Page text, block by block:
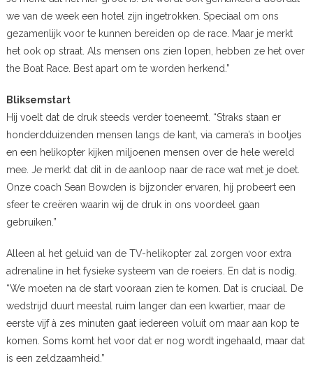
we van de week een hotel zijn ingetrokken. Speciaal om ons
gezamenlijk voor te kunnen bereiden op de race. Maar je merkt
het ook op straat. Als mensen ons zien lopen, hebben ze het over
the Boat Race. Best apart om te worden herkend.”
Bliksemstart
Hij voelt dat de druk steeds verder toeneemt. “Straks staan er
honderdduizenden mensen langs de kant, via camera’s in bootjes
en een helikopter kijken miljoenen mensen over de hele wereld
mee. Je merkt dat dit in de aanloop naar de race wat met je doet.
Onze coach Sean Bowden is bijzonder ervaren, hij probeert een
sfeer te creëren waarin wij de druk in ons voordeel gaan
gebruiken.”
Alleen al het geluid van de TV-helikopter zal zorgen voor extra
adrenaline in het fysieke systeem van de roeiers. En dat is nodig.
“We moeten na de start vooraan zien te komen. Dat is cruciaal. De
wedstrijd duurt meestal ruim langer dan een kwartier, maar de
eerste vijf à zes minuten gaat iedereen voluit om maar aan kop te
komen. Soms komt het voor dat er nog wordt ingehaald, maar dat
is een zeldzaamheid.”